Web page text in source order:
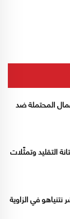
المحتملة ضد
التقليد وتمثّلات
في الزاوية